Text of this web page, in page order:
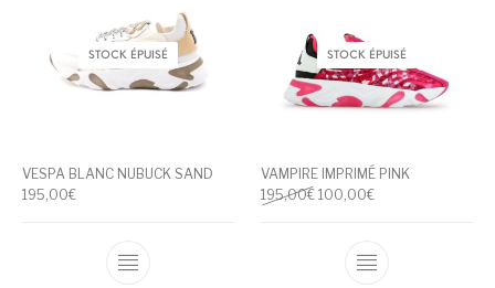
STOCK ÉPUISÉ
VESPA BLANC NUBUCK SAND
195,00€
Ce produit a plusieurs variations. Les
STOCK ÉPUISÉ
VAMPIRE IMPRIMÉ PINK
195,00€ Le prix initial était :
100,00€Le prix actuel est
Ce produit a